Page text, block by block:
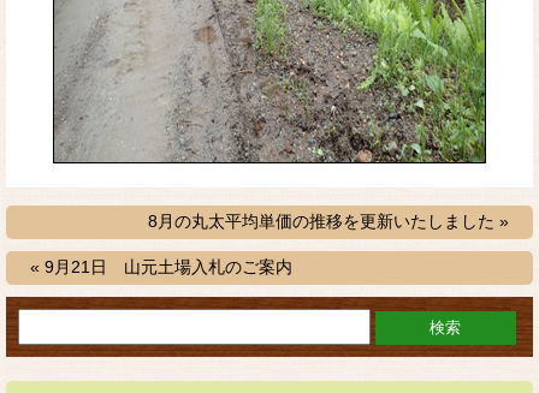
8月の丸太平均単価の推移を更新いたしました »
« 9月21日 山元土場入札のご案内